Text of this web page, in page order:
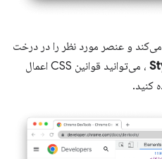
می‌کند و عنصر مورد نظر را در درخت
، می‌توانید قوانین CSS اعمال
کنید.